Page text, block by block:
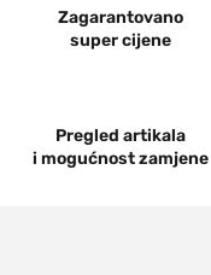
Zagarantovano
super cijene
Pregled artikala
i mogućnost zamjene